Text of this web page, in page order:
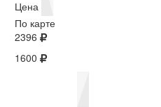
Цена
По карте
2396
1600